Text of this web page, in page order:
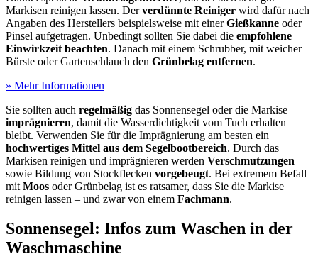
Markisen reinigen lassen. Derverdünnte Reiniger wird dafür nach
Angaben des Herstellers beispielsweise mit einerGießkanne oder
Pinsel aufgetragen. Unbedingt sollten Sie dabei die empfohlene
Einwirkzeit beachten. Danach mit einem Schrubber, mit weicher
Bürste oder Gartenschlauch den Grünbelag entfernen.
» Mehr Informationen
Sie sollten auch regelmäßig das Sonnensegel oder die Markise
imprägnieren, damit die Wasserdichtigkeit vom Tuch erhalten
bleibt. Verwenden Sie für die Imprägnierung am besten ein
hochwertiges Mittel aus dem Segelbootbereich. Durch das
Markisen reinigen und imprägnieren werden Verschmutzungen
sowie Bildung von Stockflecken vorgebeugt. Bei extremem Befall
mit Moos oder Grünbelag ist es ratsamer, dass Sie die Markise
reinigen lassen – und zwar von einem Fachmann.
Sonnensegel: Infos zum Waschen in der
Waschmaschine